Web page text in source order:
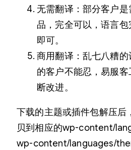
无需翻译：部分客户
品，完全可以，语言
即可。
商用翻译：乱七八糟
的客户不能忍，易服
断改进。
下载的主题或插件包解压后
贝到相应的wp-content/
wp-content/languages/